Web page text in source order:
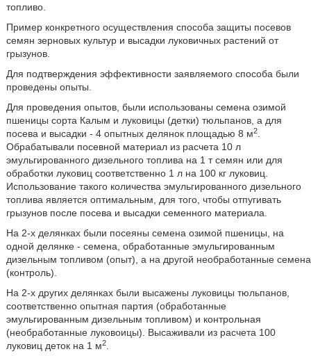
топливо.
Пример конкретного осуществления способа защиты посевов
семян зерновых культур и высадки луковичных растений от
грызунов.
Для подтверждения эффективности заявляемого способа были
проведены опыты.
Для проведения опытов, были использованы семена озимой
пшеницы сорта Калым и луковицы (детки) тюльпанов, а для
посева и высадки - 4 опытных делянок площадью 8 м2.
Обрабатывали посевной материал из расчета 10 л
эмульгированного дизельного топлива на 1 т семян или для
обработки луковиц соответственно 1 л на 100 кг луковиц.
Использование такого количества эмульгированного дизельного
топлива является оптимальным, для того, чтобы отпугивать
грызунов после посева и высадки семенного материала.
На 2-х делянках были посеяны семена озимой пшеницы, на
одной делянке - семена, обработанные эмульгированным
дизельным топливом (опыт), а на другой необработанные семена
(контроль).
На 2-х других делянках были высажены луковицы тюльпанов,
соответственно опытная партия (обработанные
эмульгированным дизельным топливом) и контрольная
(необработанные луковоицы). Высаживали из расчета 100
луковиц деток на 1 м2.